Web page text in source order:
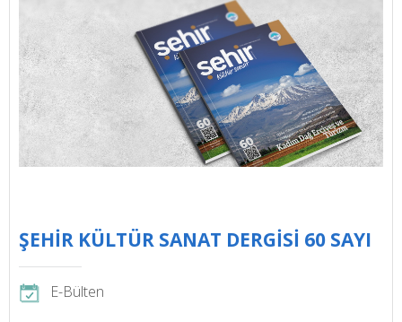
ŞEHİR KÜLTÜR SANAT DERGİSİ 60 SAYI
E-Bülten